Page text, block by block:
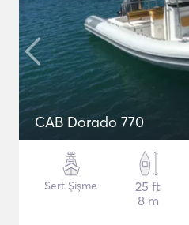
CAB Dorado 770
Sert Şişme
25 ft
8 m